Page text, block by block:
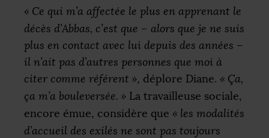
« Ce qui m’a affectée le plus en apprenant le
décès d’Abbas, c’est que – alors que je ne suis
plus en contact avec lui depuis des années –
il n’ait pas d’autres personnes que moi à
citer comme référent », déplore Diane. « Ça,
ça m’a bouleversée. » La travailleuse sociale,
encore émue, considère que « les modalités
d’accueil des exilés ne sont pas toujours